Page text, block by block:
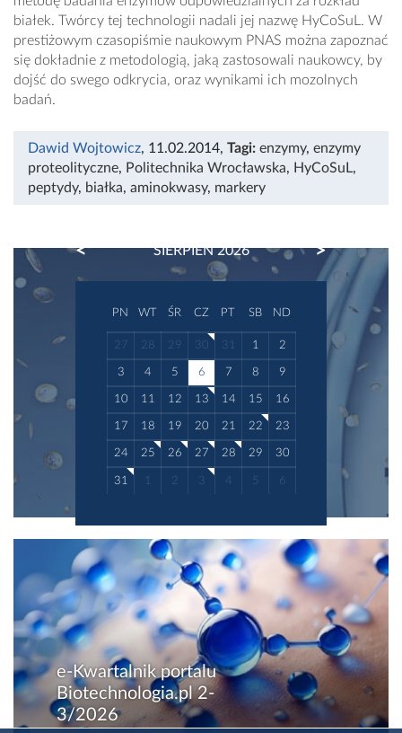
białek. Twórcy tej technologii nadali jej nazwę HyCoSuL. W
prestiżowym czasopiśmie naukowym PNAS można zapoznać
się dokładnie z metodologią, jaką zastosowali naukowcy, by
dojść do swego odkrycia, oraz wynikami ich mozolnych
badań.
Dawid Wojtowicz, 11.02.2014, Tagi: enzymy, enzymy
proteolityczne, Politechnika Wrocławska, HyCoSuL,
peptydy, białka, aminokwasy, markery
SIERPIEŃ 2026
PREVIOUS NEXT
PN WT ŚR CZ PT SB ND
27 28 29 30 31 1 2
3 4 5 6 7 8 9
10 11 12 13 14 15 16
17 18 19 20 21 22 23
24 25 26 27 28 29 30
31 1 2 3 4 5 6
e-Kwartalnik portalu
Biotechnologia.pl 2-
3/2026